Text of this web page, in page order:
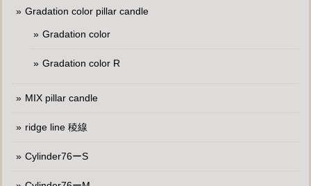
Gradation color pillar candle
Gradation color
Gradation color R
MIX pillar candle
ridge line 稜線
Cylinder76ーS